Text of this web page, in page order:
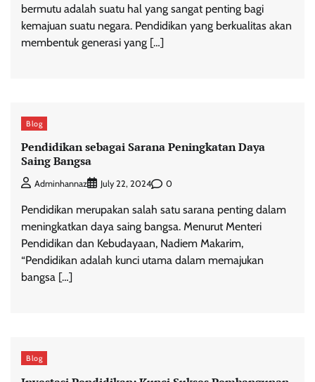
bermutu adalah suatu hal yang sangat penting bagi
kemajuan suatu negara. Pendidikan yang berkualitas akan
membentuk generasi yang […]
Blog
Pendidikan sebagai Sarana Peningkatan Daya
Saing Bangsa
Adminhannaz July 22, 2024 0
Pendidikan merupakan salah satu sarana penting dalam
meningkatkan daya saing bangsa. Menurut Menteri
Pendidikan dan Kebudayaan, Nadiem Makarim,
“Pendidikan adalah kunci utama dalam memajukan
bangsa […]
Blog